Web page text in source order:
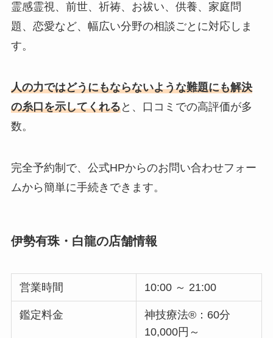
霊感霊視、前世、祈祷、お祓い、供養、家庭問
題、恋愛など、幅広い分野の相談ごとに対応しま
す。
人の力ではどうにもならないような難題にも解決
の糸口を示してくれると、口コミでの高評価が多
数。
完全予約制で、公式HPからのお問い合わせフォー
ムから簡単に手続きできます。
伊勢有珠・白龍の店舗情報
営業時間 10:00 ～ 21:00
鑑定料金
神技療法®：60分
10,000円～